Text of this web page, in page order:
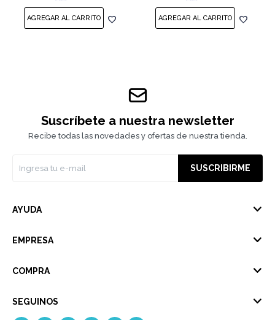
Suscríbete a nuestra newsletter
Recibe todas las novedades y ofertas de nuestra tienda.
SUSCRIBIRME
AYUDA
EMPRESA
COMPRA
SEGUINOS